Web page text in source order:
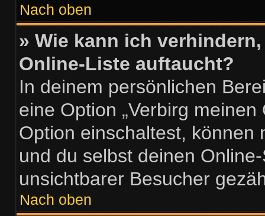
Nach oben
» Wie kann ich
Online-Liste auftaucht?
In deinem persönlichen
eine Option „Verbirg
Option einschaltest, können
und du selbst deinen
unsichtbarer Besucher
Nach oben